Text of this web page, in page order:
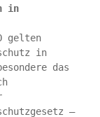
in
gelten
in
das
–